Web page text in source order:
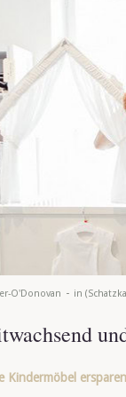
O'Donovan - in
Kindermöbel